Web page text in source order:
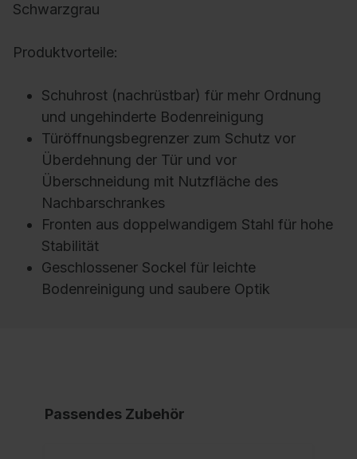
Schwarzgrau
Produktvorteile:
Schuhrost (nachrüstbar) für mehr Ordnung
und ungehinderte Bodenreinigung
Türöffnungsbegrenzer zum Schutz vor
Überdehnung der Tür und vor
Überschneidung mit Nutzfläche des
Nachbarschrankes
Fronten aus doppelwandigem Stahl für hohe
Stabilität
Geschlossener Sockel für leichte
Bodenreinigung und saubere Optik
Passendes Zubehör